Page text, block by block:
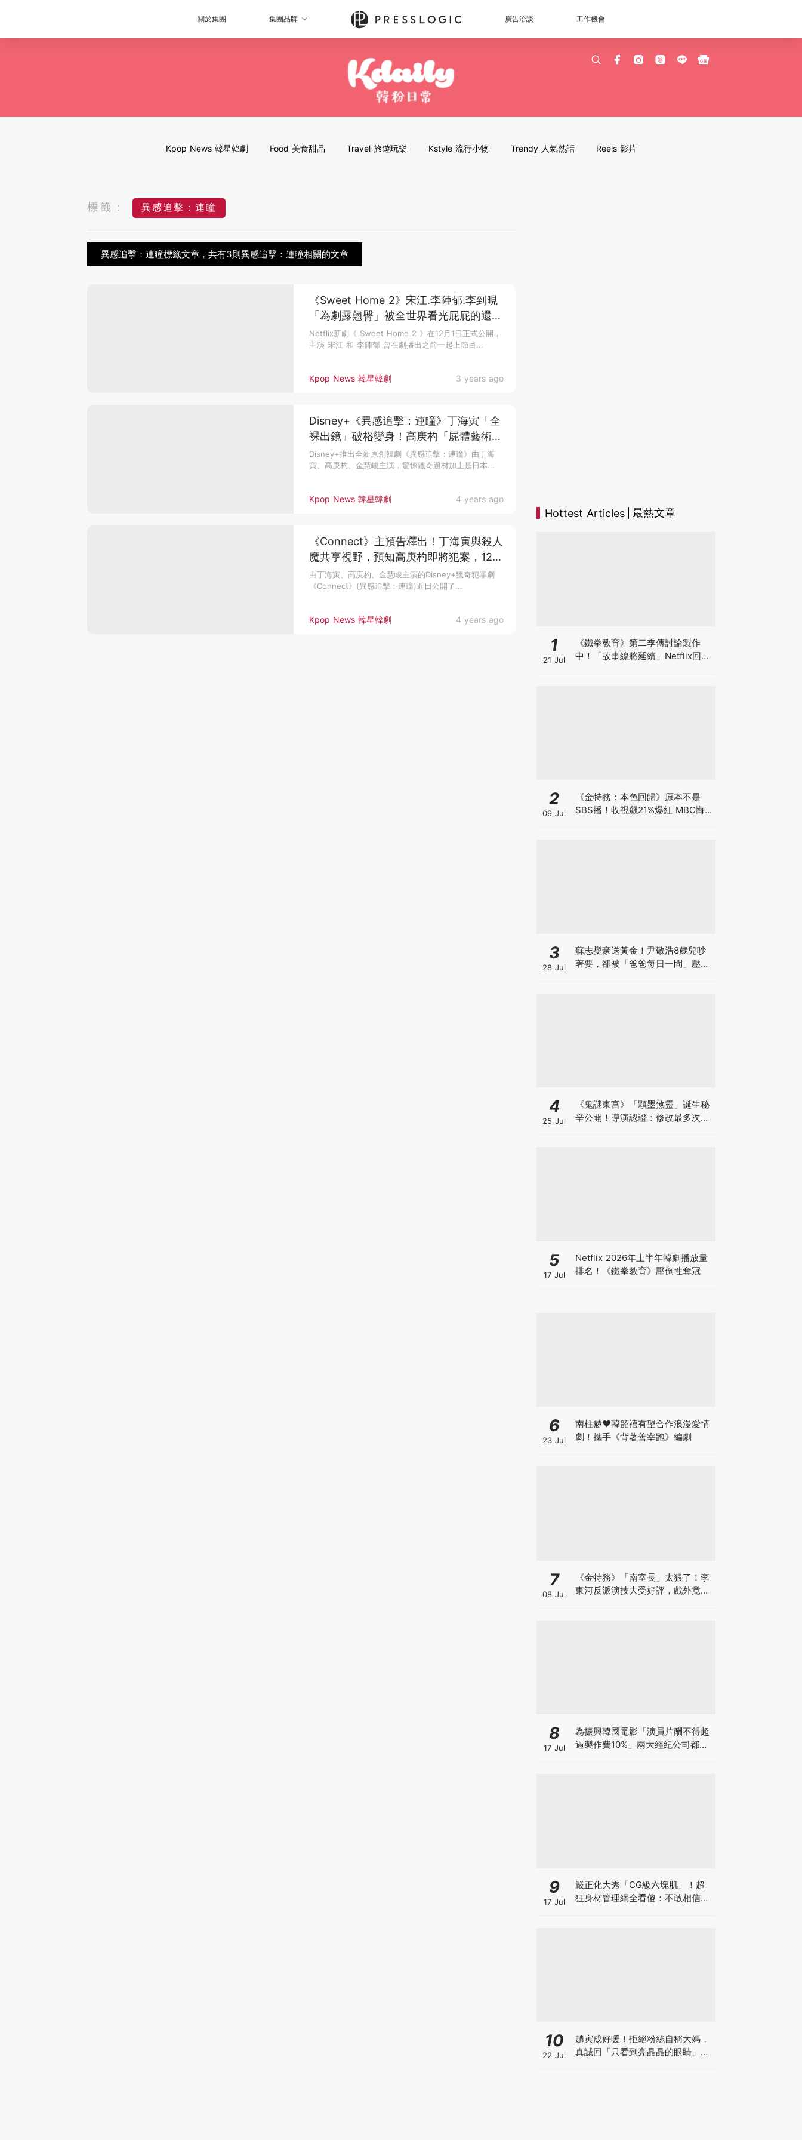
關於集團 集團品牌 廣告洽談 工作機會
Kpop News 韓星韓劇 Food 美食甜品 Travel 旅遊玩樂 Kstyle 流行小物 Trendy 人氣熱話 Reels 影片
標籤： 異感追擊：連瞳
異感追擊：連瞳標籤文章，共有3則異感追擊：連瞳相關的文章
Kpop News 韓星韓劇 3 years ago
《Sweet Home 2》宋江.李陣郁.李到晛
「為劇露翹臀」被全世界看光屁屁的還有
丁海寅等3男神！
Netflix新劇《 Sweet Home 2 》在12月1日正式公開，
主演 宋江 和 李陣郁 曾在劇播出之前一起上節目...
Kpop News 韓星韓劇 4 years ago
Disney+《異感追擊：連瞳》丁海寅「全
裸出鏡」破格變身！高庚杓「屍體藝術」
創作超驚悚
Disney+推出全新原創韓劇《異感追擊：連瞳》由丁海
寅、高庚杓、金慧峻主演，驚悚獵奇題材加上是日本...
Kpop News 韓星韓劇 4 years ago
《Connect》主預告釋出！丁海寅與殺人
魔共享視野，預知高庚杓即將犯案，12月
7日全集上線
由丁海寅、高庚杓、金慧峻主演的Disney+獵奇犯罪劇
《Connect》(異感追擊：連瞳)近日公開了...
Hottest Articles 最熱文章
1
21 Jul
《鐵拳教育》第二季傳討論製作
中！「故事線將延續」Netflix回應
2
09 Jul
《金特務：本色回歸》原本不是
SBS播！收視飆21%爆紅 MBC悔
3
28 Jul
蘇志燮豪送黃金！尹敬浩8歲兒吵
著要，卻被「爸爸每日一問」壓力
4
25 Jul
《鬼謎東宮》「顆墨煞靈」誕生秘
辛公開！導演認證：修改最多次的
5
17 Jul
Netflix 2026年上半年韓劇播放量
排名！《鐵拳教育》壓倒性奪冠
6
23 Jul
南柱赫♥韓韶禧有望合作浪漫愛情
劇！攜手《背著善宰跑》編劇
7
08 Jul
《金特務》「南室長」太狠了！李
東河反派演技大受好評，戲外竟是
8
17 Jul
為振興韓國電影「演員片酬不得超
過製作費10%」兩大經紀公司都響
9
17 Jul
嚴正化大秀「CG級六塊肌」！超
狂身材管理網全看傻：不敢相信她
10
22 Jul
趙寅成好暖！拒絕粉絲自稱大媽，
真誠回「只看到亮晶晶的眼睛」網